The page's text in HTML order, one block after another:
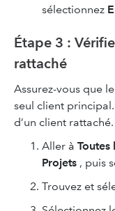
sélectionnez
Étape 3 :
rattaché
Assurez-vous que
seul client
d’un client rattaché.
Aller à Toutes
Projets , puis
Trouvez et